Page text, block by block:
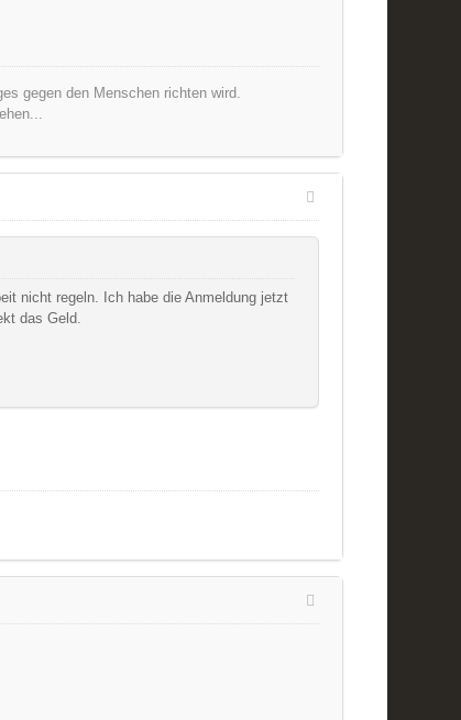
gegen den Menschen richten wird.
nicht regeln. Ich habe die Anmeldung jetzt
das Geld.